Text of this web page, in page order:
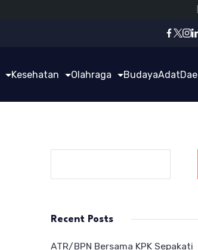
Kesehatan Olahraga BudayaAdat
Recent Posts
ATR/BPN Bersama KPK Sepakati